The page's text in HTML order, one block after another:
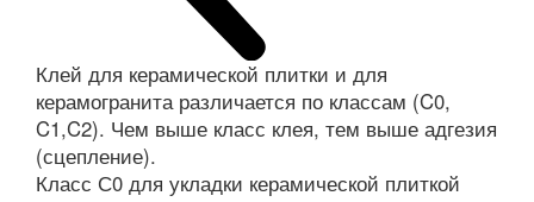
Клей для керамической плитки и для
керамогранита различается по классам (C0,
C1,C2). Чем выше класс клея, тем выше адгезия
(сцепление).
Класс С0 для укладки керамической плиткой